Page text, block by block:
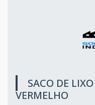
SACO DE
VERMELHO